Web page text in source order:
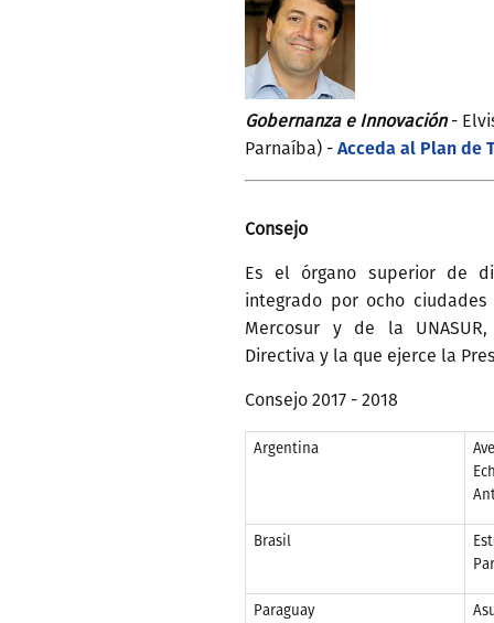
Gobernanza e Innovación-
Parnaíba) - Acceda al Plan de
Consejo
Es el órgano superior de
integrado por ocho
Mercosur y de la
Directiva y la que ejerce la
Consejo 2017 - 2018
Argentina
Brasil
Paraguay